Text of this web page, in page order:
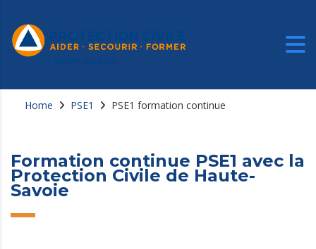
Home PSE1 PSE1 formation continue
Formation continue PSE1 avec la
Protection Civile de Haute-
Savoie